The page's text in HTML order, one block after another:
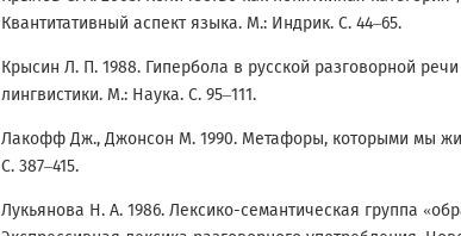
Квантитативный аспект языка. М.: Индрик. C. 44–65.
Крысин Л. П. 1988. Гипербола в русской разговорной
лингвистики. М.: Наука. С. 95–111.
Лакофф Дж., Джонсон М. 1990. Метафоры, которыми мы
С. 387–415.
Лукьянова Н. А. 1986. Лексико-семантическая группа